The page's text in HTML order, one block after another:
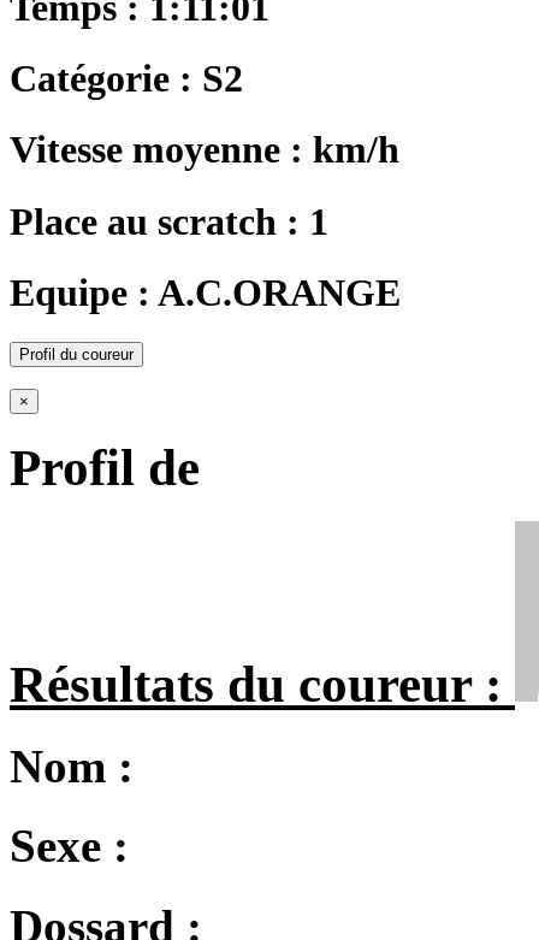
Catégorie : S2
Vitesse moyenne : km/h
Place au scratch : 1
Equipe : A.C.ORANGE
Profil du coureur
×
Profil de
Résultats du coureur :
Nom :
Sexe :
Dossard :